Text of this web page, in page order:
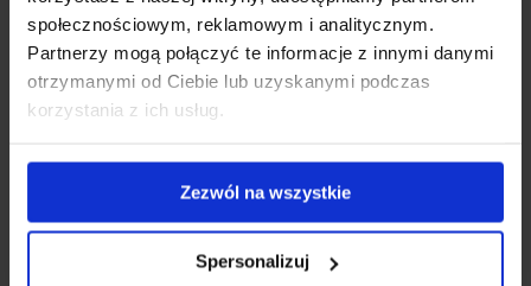
społecznościowym, reklamowym i analitycznym.
Partnerzy mogą połączyć te informacje z innymi danymi
otrzymanymi od Ciebie lub uzyskanymi podczas
korzystania z ich usług.
Zezwól na wszystkie
Spersonalizuj
Deskundigen
Pregna Plus, voor zwangere vrouwen
en vrouwen die borstvoeding geven,